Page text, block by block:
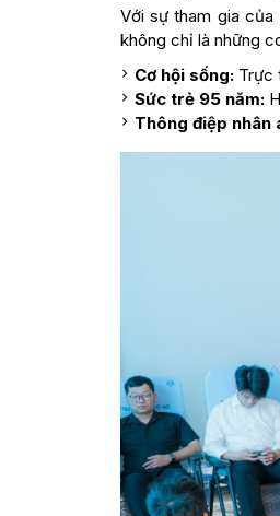
Với sự tham gia của
không chỉ là những
Cơ hội sống:Trực
Sức trẻ 95 năm:
Thông điệp nhân